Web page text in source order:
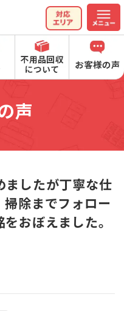
声
ましたが丁寧な仕
除までフォロー
おぼえました。